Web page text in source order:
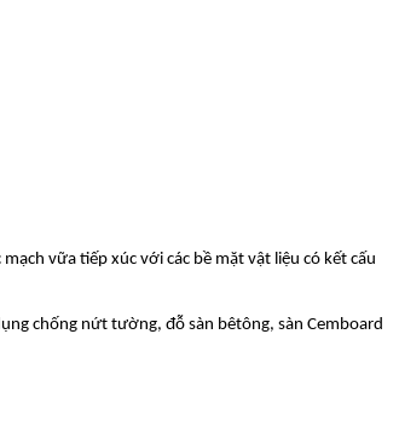
vữa tiếp xúc với các bề mặt vật liệu có kết cấu
chống nứt tường, đỗ sàn bêtông, sàn Cemboard